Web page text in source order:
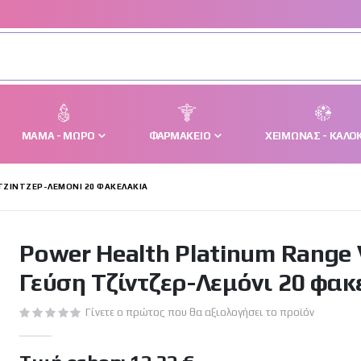
ΜΑΜΆ - ΜΩΡΌ ΦΑΡΜΑΚΕΊΟ ΧΕΙΜΏΝΑΣ -
ΤΖΊΝΤΖΕΡ-ΛΕΜΌΝΙ 20 ΦΑΚΕΛΆΚΙΑ
Power Health Platinum Range
Γεύση Τζίντζερ-Λεμόνι 20
Γίνετε ο πρώτος που θα αξιολογήσει το προϊόν